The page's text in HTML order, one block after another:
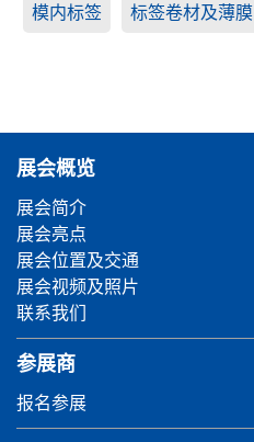
模内标签 标签卷材及薄膜
展会概览
展会简介
展会亮点
展会位置及交通
展会视频及照片
联系我们
参展商
报名参展